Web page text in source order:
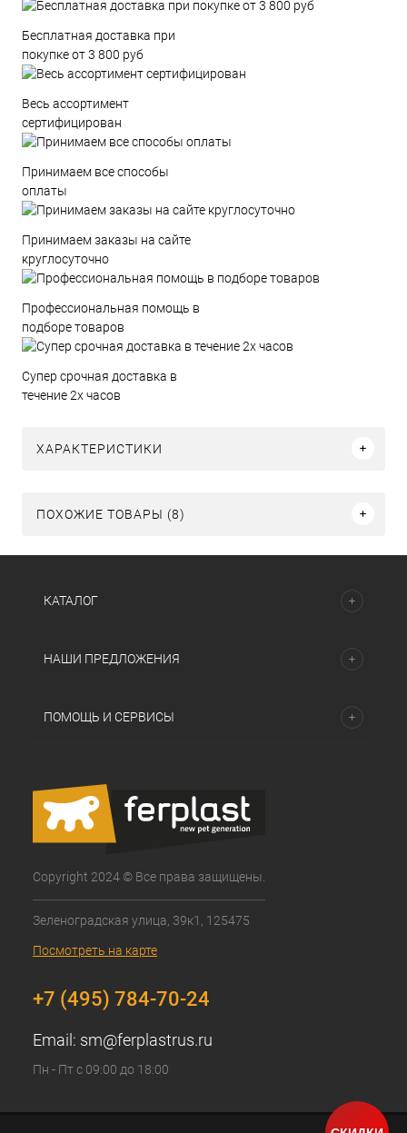
Бесплатная доставка при
покупке от 3 800 руб
Весь ассортимент
сертифицирован
Принимаем все способы
оплаты
Принимаем заказы на сайте
круглосуточно
Профессиональная помощь в
подборе товаров
Супер срочная доставка в
течение 2х часов
ХАРАКТЕРИСТИКИ
ПОХОЖИЕ ТОВАРЫ (8)
КАТАЛОГ
НАШИ ПРЕДЛОЖЕНИЯ
ПОМОЩЬ И СЕРВИСЫ
Copyright 2024 © Все права защищены.
Зеленоградская улица, 39к1, 125475
Посмотреть на карте
+7 (495) 784-70-24
Email: sm@ferplastrus.ru
Пн - Пт с 09:00 до 18:00